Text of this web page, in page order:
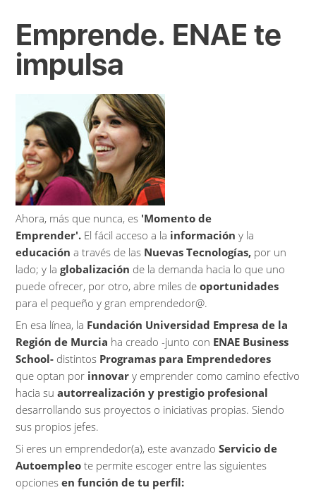
Emprende. ENAE te
impulsa
Ahora, más que nunca, es 'Momento de
Emprender'. El fácil acceso a la información y la
educación a través de las Nuevas Tecnologías, por un
lado; y laglobalización de la demanda hacia lo que uno
puede ofrecer, por otro, abre miles deoportunidades
para el pequeño y gran emprendedor@.
En esa línea, la Fundación Universidad Empresa de la
Región de Murcia ha creado -junto con ENAE Business
School- distintos Programas para Emprendedores
que optan por innovary emprender como camino efectivo
hacia suautorrealización y prestigio profesional
desarrollando sus proyectos o iniciativas propias. Siendo
sus propios jefes.
Si eres un emprendedor(a), este avanzadoServicio de
Autoempleote permite escoger entre las siguientes
opcionesen función de tu perfil: